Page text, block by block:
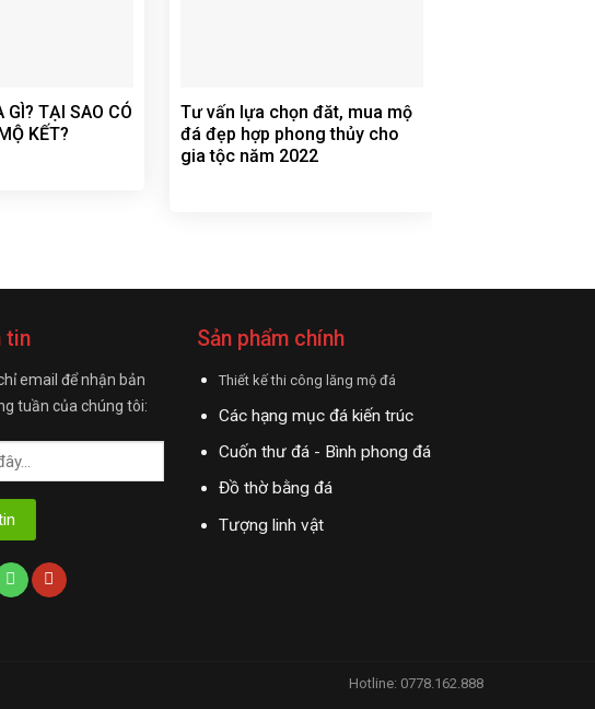
GÌ? TẠI SAO CÓ
KẾT?
Tư vấn lựa chọn đăt, mua mộ
đá đẹp hợp phong thủy cho
gia tộc năm 2022
tin
email để nhận bản
tuần của chúng tôi:
Sản phẩm chính
Thiết kế thi công lăng mộ đá
Các hạng mục đá kiến trúc
Cuốn thư đá - Bình phong đá
Đồ thờ bằng đá
Tượng linh vật
Hotline: 0778.162.888